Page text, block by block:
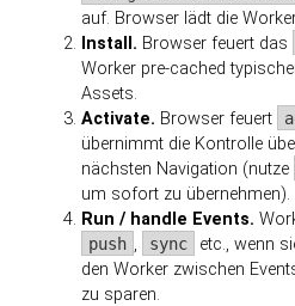
auf. Browser lädt die
Install. Browser feuert das
Worker pre-cached
Assets.
Activate. Browser feuert
übernimmt die Kontrolle
nächsten Navigation (nutze
um sofort zu übernehmen).
Run / handle Events.
push , sync
etc., wenn
den Worker zwischen
zu sparen.